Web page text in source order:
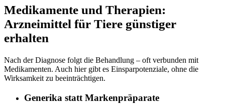
Medikamente und Therapien:
Arzneimittel für Tiere günstiger
erhalten
Nach der Diagnose folgt die Behandlung – oft verbunden mit
Medikamenten. Auch hier gibt es Einsparpotenziale, ohne die
Wirksamkeit zu beeinträchtigen.
Generika statt Markenpräparate